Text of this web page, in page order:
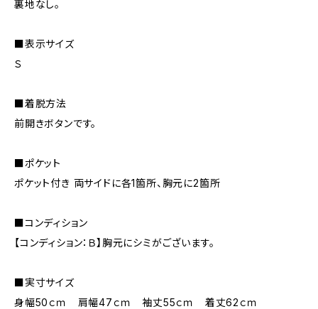
裏地なし。
■表示サイズ
Ｓ
■着脱方法
前開きボタンです。
■ポケット
ポケット付き 両サイドに各1箇所、胸元に2箇所
■コンディション
【コンディション：Ｂ】胸元にシミがございます。
■実寸サイズ
身幅50ｃｍ 肩幅47ｃｍ 袖丈55ｃｍ 着丈62ｃｍ